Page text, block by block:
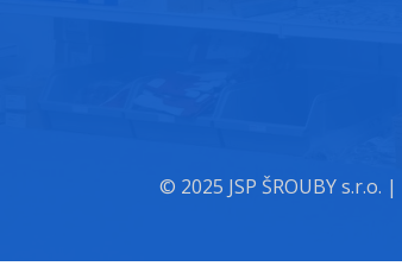
© 2025 JSP ŠROUBY s.r.o. |